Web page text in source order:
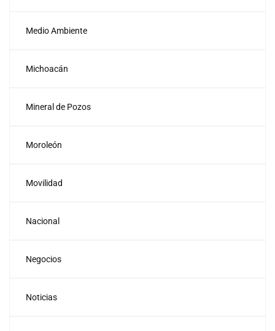
Medio Ambiente
Michoacán
Mineral de Pozos
Moroleón
Movilidad
Nacional
Negocios
Noticias